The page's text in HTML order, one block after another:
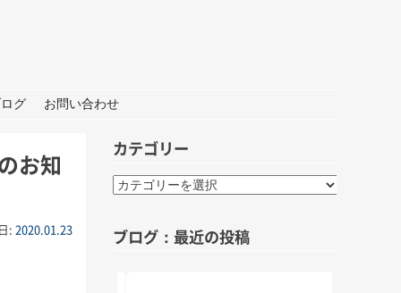
グ お問い合わせ
お知
: 2020.01.23
カテゴリー
カ
テ
リ
ブログ：最近の投稿